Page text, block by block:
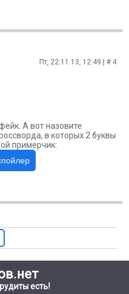
Пт, 22.11.13, 12:49 | # 4
А вот назовите
в которых 2 буквы
примерчик:
есть!